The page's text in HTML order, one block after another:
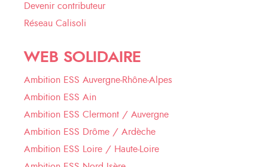
Devenir contributeur
Réseau Calisoli
WEB SOLIDAIRE
Ambition ESS Auvergne-Rhône-Alpes
Ambition ESS Ain
Ambition ESS Clermont / Auvergne
Ambition ESS Drôme / Ardèche
Ambition ESS Loire / Haute-Loire